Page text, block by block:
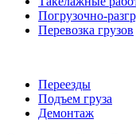
Погрузочно-
Перевозка грузов
Переезды
Подъем груза
Демонтаж